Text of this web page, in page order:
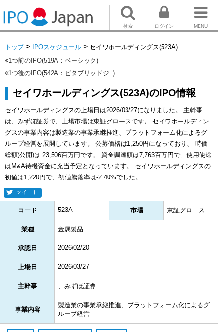
MENU
ログイン
検索
トップ> IPOスケジュール > セイワホールディングス(523A)
1つ前のIPO(519A：ベーシック)
1つ後のIPO(542A：ビタブリッドジ..)
セイワホールディングス(523A)のIPO情報
セイワホールディングスの上場日は2026/03/27になりました。 主幹事
は、みずほ証券で、上場市場は東証グロースです。 セイワホールディン
グスの事業内容は製造業の事業承継推進、プラットフォーム化によるグ
ループ経営を展開しています。 公募価格は1,250円になっており、 時価
総額(公開)は 23,506百万円です。 資金調達額は7,763百万円で、使用使途
はM&A待機資金に充当予定となっています。 セイワホールディングスの
初値は1,220円で、初値騰落率は-2.40%でした。
ツイート
コード 523A 市場 東証グロース
業種 金属製品
承認日 2026/02/20
上場日 2026/03/27
主幹事 、みずほ証券
事業内容
製造業の事業承継推進、プラットフォーム化によるグ
ループ経営